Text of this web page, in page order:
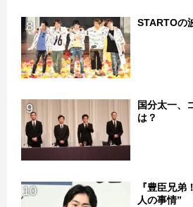
8 STARTOの
9
国分太一、
は？
10
『豊臣兄
人の事情”